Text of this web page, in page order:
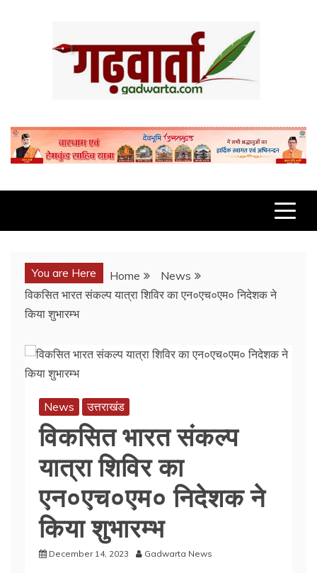
You are Here Home
News
विकसित भारत संकल्प यात्रा शिविर का एन०एच०एम० निदेशक ने
किया शुभारम्भ
News उत्तराखंड
विकसित भारत संकल्प
यात्रा शिविर का
एन०एच०एम० निदेशक ने
किया शुभारम्भ
December 14, 2023 Gadwarta News